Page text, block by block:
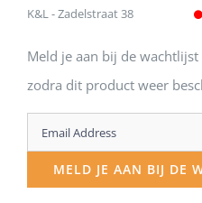
K&L - Zadelstraat 38
Meld je aan bij de
zodra dit product weer
Enter
your
email
MELD JE AAN BIJ DE